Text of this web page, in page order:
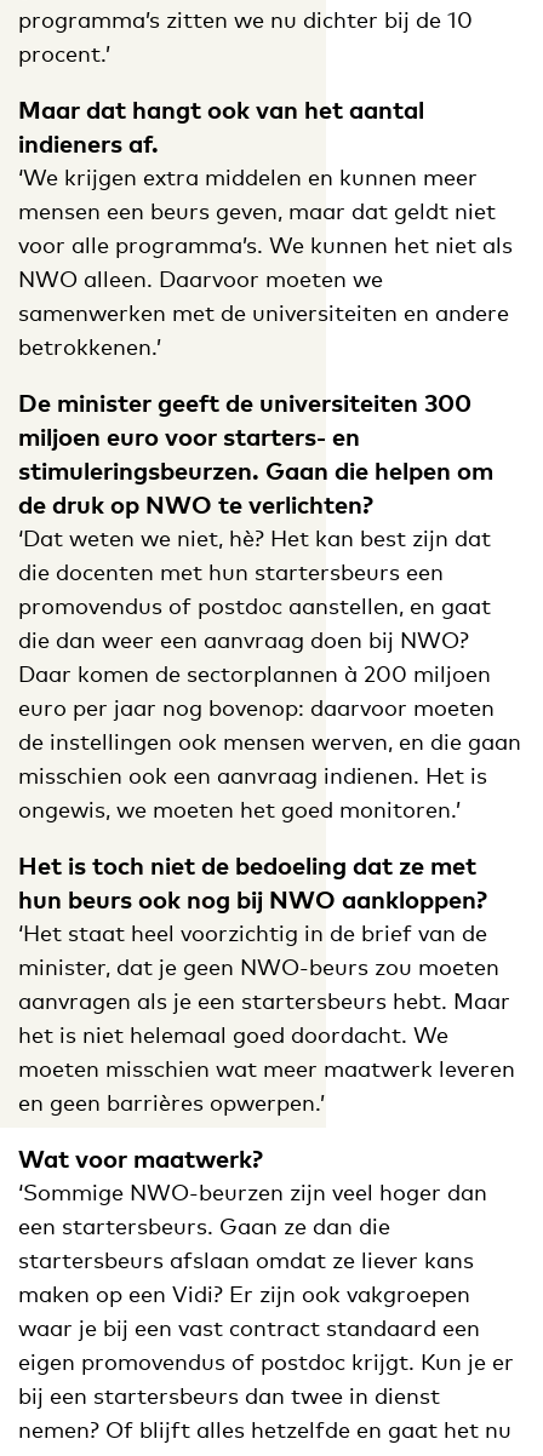
programma’s zitten we nu dichter bij de 10
procent.’
Maar dat hangt ook van het aantal
indieners af.
‘We krijgen extra middelen en kunnen meer
mensen een beurs geven, maar dat geldt niet
voor alle programma’s. We kunnen het niet als
NWO alleen. Daarvoor moeten we
samenwerken met de universiteiten en andere
betrokkenen.’
De minister geeft de universiteiten 300
miljoen euro voor starters- en
stimuleringsbeurzen. Gaan die helpen om
de druk op NWO te verlichten?
‘Dat weten we niet, hè? Het kan best zijn dat
die docenten met hun startersbeurs een
promovendus of postdoc aanstellen, en gaat
die dan weer een aanvraag doen bij NWO?
Daar komen de sectorplannen à 200 miljoen
euro per jaar nog bovenop: daarvoor moeten
de instellingen ook mensen werven, en die gaan
misschien ook een aanvraag indienen. Het is
ongewis, we moeten het goed monitoren.’
Het is toch niet de bedoeling dat ze met
hun beurs ook nog bij NWO aankloppen?
‘Het staat heel voorzichtig in de brief van de
minister, dat je geen NWO-beurs zou moeten
aanvragen als je een startersbeurs hebt. Maar
het is niet helemaal goed doordacht. We
moeten misschien wat meer maatwerk leveren
en geen barrières opwerpen.’
Wat voor maatwerk?
‘Sommige NWO-beurzen zijn veel hoger dan
een startersbeurs. Gaan ze dan die
startersbeurs afslaan omdat ze liever kans
maken op een Vidi? Er zijn ook vakgroepen
waar je bij een vast contract standaard een
eigen promovendus of postdoc krijgt. Kun je er
bij een startersbeurs dan twee in dienst
nemen? Of blijft alles hetzelfde en gaat het nu